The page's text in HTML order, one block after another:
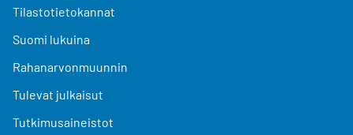
Tilastotietokannat
Suomi lukuina
Rahanarvonmuunnin
Tulevat julkaisut
Tutkimusaineistot